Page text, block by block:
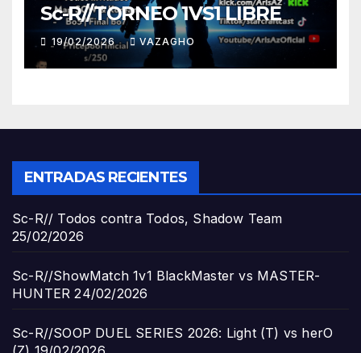
Sc-R//TORNEO 1VS1 LIBRE
19/02/2026 VAZAGHO
ENTRADAS RECIENTES
Sc-R// Todos contra Todos, Shadow Team
25/02/2026
Sc-R//ShowMatch 1v1 BlackMaster vs MASTER-
HUNTER 24/02/2026
Sc-R//SOOP DUEL SERIES 2026: Light (T) vs herO